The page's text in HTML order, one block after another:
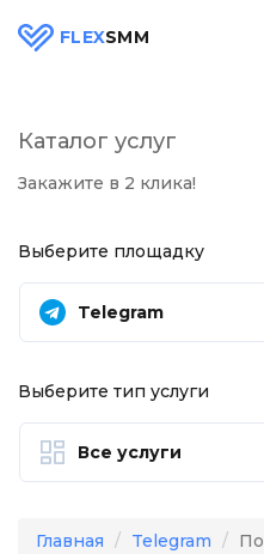
FLEXSMM
Каталог услуг
Закажите в 2 клика!
Выберите площадку
Telegram
Выберите тип услуги
Все услуги
Главная Telegram